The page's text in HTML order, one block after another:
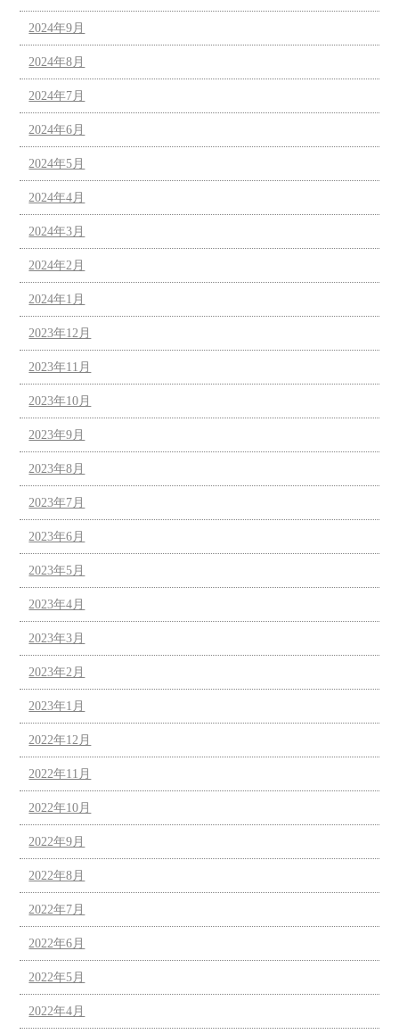
2024年9月
2024年8月
2024年7月
2024年6月
2024年5月
2024年4月
2024年3月
2024年2月
2024年1月
2023年12月
2023年11月
2023年10月
2023年9月
2023年8月
2023年7月
2023年6月
2023年5月
2023年4月
2023年3月
2023年2月
2023年1月
2022年12月
2022年11月
2022年10月
2022年9月
2022年8月
2022年7月
2022年6月
2022年5月
2022年4月